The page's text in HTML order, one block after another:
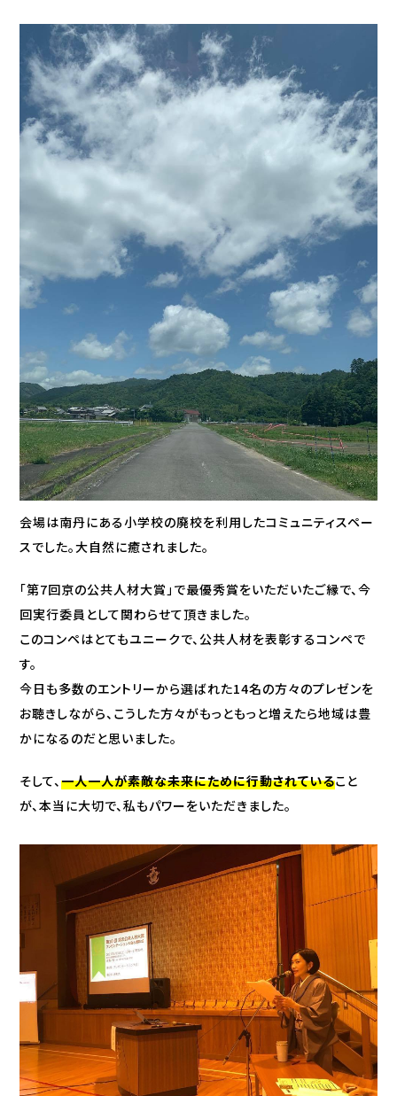
会場は南丹にある小学校の廃校を利用したコミュニティスペー
スでした。大自然に癒されました。
「第7回京の公共人材大賞」で最優秀賞をいただいたご縁で、今
回実行委員として関わらせて頂きました。
このコンペはとてもユニークで、公共人材を表彰するコンペで
す。
今日も多数のエントリーから選ばれた14名の方々のプレゼンを
お聴きしながら、こうした方々がもっともっと増えたら地域は豊
かになるのだと思いました。
そして、一人一人が素敵な未来にために行動されていること
が、本当に大切で、私もパワーをいただきました。